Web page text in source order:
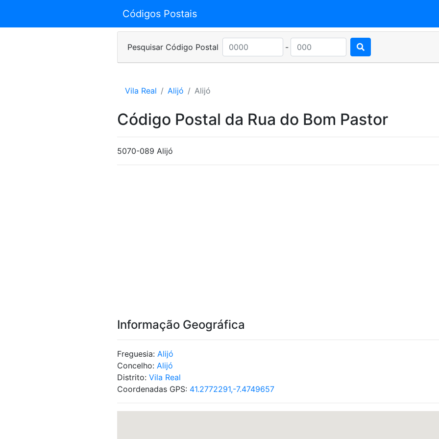
Códigos Postais
Pesquisar Código Postal -
Vila Real Alijó Alijó
Código Postal da Rua do Bom Pastor
5070-089 Alijó
Informação Geográfica
Freguesia: Alijó
Concelho: Alijó
Distrito: Vila Real
Coordenadas GPS: 41.2772291,-7.4749657